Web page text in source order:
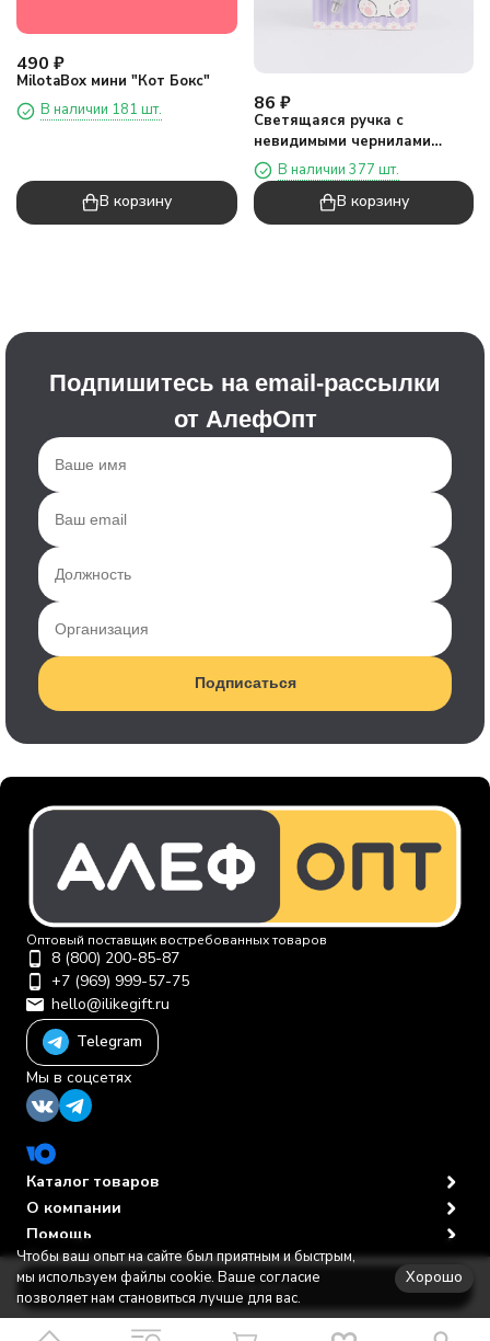
В корзину
490 ₽
MilotaBox мини "Кот Бокс"
В наличии 181 шт.
В корзину
86 ₽
Светящаяся ручка с
невидимыми чернилами
"Фиолетовый зайчик из
ваты", микс
В наличии 377 шт.
В корзину
Подпишитесь на email-рассылки
от АлефОпт
Подписаться
Оптовый поставщик востребованных товаров
8 (800) 200-85-87
+7 (969) 999-57-75
hello@ilikegift.ru
Telegram
Мы в соцсетях
Каталог товаров
О компании
Помощь
Политика персональных данных
© 2012-2026 ООО "Первая торговая компания"
Чтобы ваш опыт на сайте был приятным и быстрым,
мы используем файлы cookie. Ваше согласие
позволяет нам становиться лучше для вас.
Хорошо